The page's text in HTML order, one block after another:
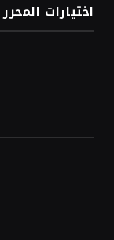
اختيارات المحرر